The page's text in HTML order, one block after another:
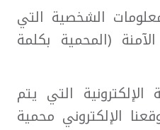
الشخصية التي
(المحمية بكلمة
الإلكترونية التي يتم
الإلكتروني محمية